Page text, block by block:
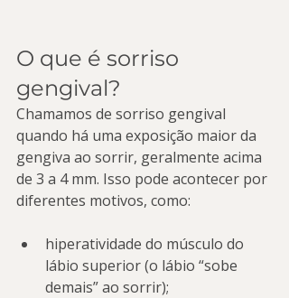
O que é sorriso
gengival?
Chamamos de sorriso gengival
quando há uma exposição maior da
gengiva ao sorrir, geralmente acima
de 3 a 4 mm. Isso pode acontecer por
diferentes motivos, como:
hiperatividade do músculo do
lábio superior (o lábio “sobe
demais” ao sorrir);